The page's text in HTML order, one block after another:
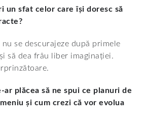
un sfat celor care își doresc să
nu se descurajeze după primele
să dea frâu liber imaginației.
ar plăcea să ne spui ce planuri de
și cum crezi că vor evolua